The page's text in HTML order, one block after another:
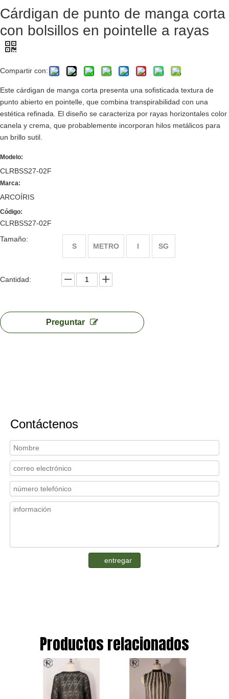
Cárdigan de punto de manga corta
con bolsillos en pointelle a rayas
Compartir con:
Este cárdigan de manga corta presenta una sofisticada textura de
punto abierto en pointelle, que combina transpirabilidad con una
estética refinada. El diseño se caracteriza por rayas horizontales color
canela y crema, que probablemente incorporan hilos metálicos para
un brillo sutil.
Modelo:
CLRBSS27-02F
Marca:
ARCOÍRIS
Código:
CLRBSS27-02F
Tamaño:
S
METRO l SG
Cantidad:
Preguntar
Contáctenos
entregar
Productos relacionados